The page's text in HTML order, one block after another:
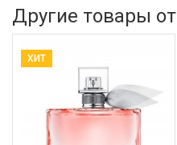
Другие товары от
ХИТ